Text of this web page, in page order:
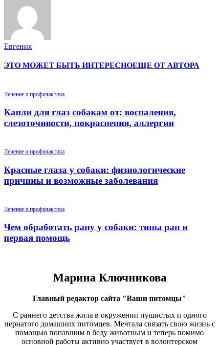
Евгения
ЭТО МОЖЕТ БЫТЬ ИНТЕРЕСНОЕЩЕ ОТ АВТОРА
Лечение и профилактика
Капли для глаз собакам от: воспаления,
слезоточивости, покраснения, аллергии
Лечение и профилактика
Красные глаза у собаки: физиологические
причины и возможные заболевания
Лечение и профилактика
Чем обработать рану у собаки: типы ран и
первая помощь
Марина Ключникова
Главный редактор сайта "Ваши питомцы"
С раннего детства жила в окружении пушистых и одного
пернатого домашних питомцев. Мечтала связать свою жизнь с
помощью попавшим в беду животным и теперь помимо
основной работы активно участвует в волонтерском